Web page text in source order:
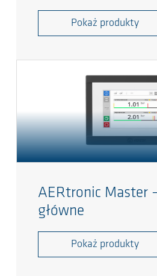
Pokaż produkty
AERtronic Master
główne
Pokaż produkty